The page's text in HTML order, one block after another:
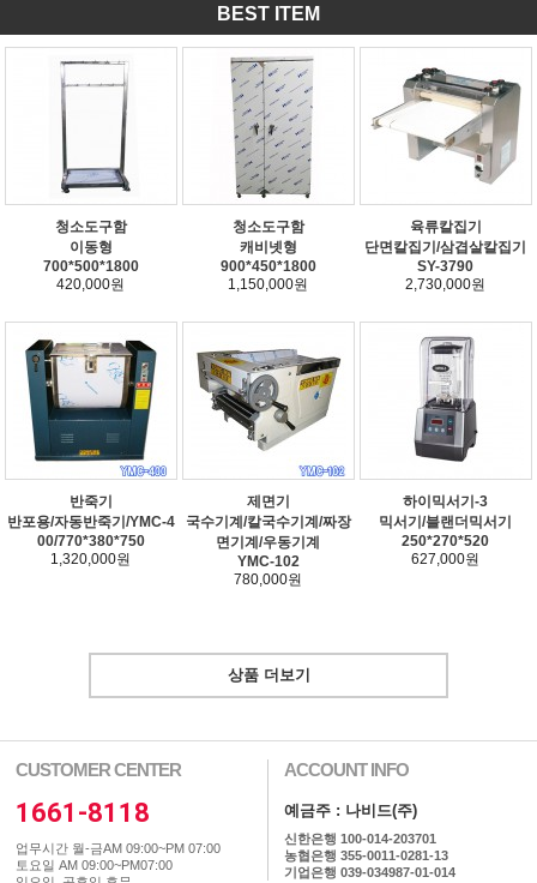
BEST ITEM
청소도구함
이동형
700*500*1800
420,000원
청소도구함
캐비넷형
900*450*1800
1,150,000원
육류칼집기
단면칼집기/삼겹살칼집기
SY-3790
2,730,000원
반죽기
반포용/자동반죽기/YMC-4
00/770*380*750
1,320,000원
제면기
국수기계/칼국수기계/짜장
면기계/우동기계
YMC-102
780,000원
하이믹서기-3
믹서기/블랜더믹서기
250*270*520
627,000원
상품 더보기
CUSTOMER CENTER
1661-8118
업무시간 월-금AM 09:00~PM 07:00
토요일 AM 09:00~PM07:00
ACCOUNT INFO
예금주 : 나비드(주)
신한은행 100-014-203701
농협은행 355-0011-0281-13
기업은행 039-034987-01-014